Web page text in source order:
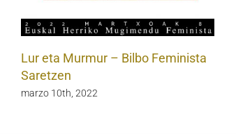
Lur eta Murmur – Bilbo Feminista
Saretzen
marzo 10th, 2022